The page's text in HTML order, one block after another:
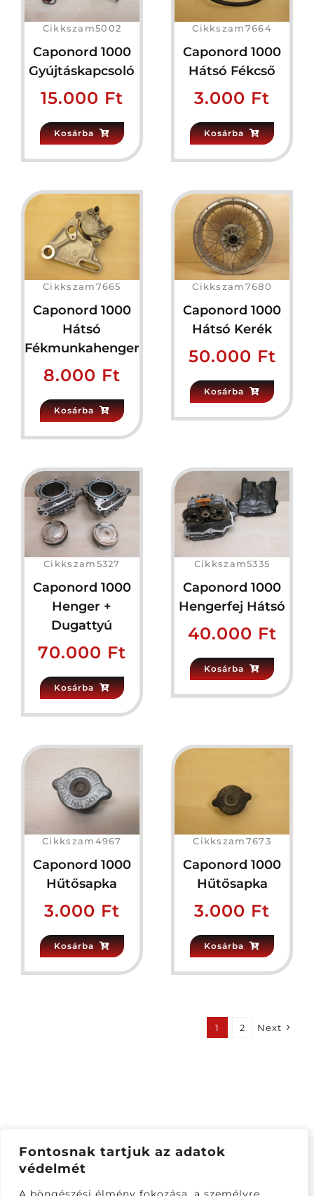
Fontosnak tartjuk az adatok
védelmét
Cikkszam5002
Caponord 1000
Gyújtáskapcsoló
15.000 Ft
Kosárba
Cikkszam7664
Caponord 1000
Hátsó Fékcső
3.000 Ft
Kosárba
Cikkszam7665
Caponord 1000
Hátsó
Fékmunkahenger
8.000 Ft
Kosárba
Cikkszam7680
Caponord 1000
Hátsó Kerék
50.000 Ft
Kosárba
Cikkszam5327
Caponord 1000
Henger +
Dugattyú
70.000 Ft
Kosárba
Cikkszam5335
Caponord 1000
Hengerfej Hátsó
40.000 Ft
Kosárba
Cikkszam4967
Caponord 1000
Hűtősapka
3.000 Ft
Kosárba
Cikkszam7673
Caponord 1000
Hűtősapka
3.000 Ft
Kosárba
1 2 Next
ÁSZF ADATKEZELÉSI TÁJÁKOZTATÓ
ELÁLLÁS